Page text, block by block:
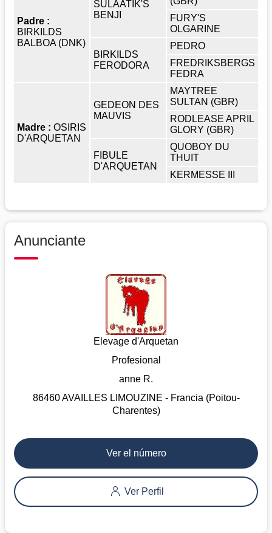
Padre :
BIRKILDS
BALBOA (DNK)
SULAATIK'S
BENJI
FURY'S
OLGARINE
BIRKILDS
FERODORA
PEDRO
FREDRIKSBERGS
FEDRA
Madre : OSIRIS
D'ARQUETAN
GEDEON DES
MAUVIS
MAYTREE
SULTAN (GBR)
RODLEASE APRIL
GLORY (GBR)
FIBULE
D'ARQUETAN
QUOBOY DU
THUIT
KERMESSE III
Anunciante
Elevage d'Arquetan
Profesional
anne R.
86460 AVAILLES LIMOUZINE - Francia (Poitou-
Charentes)
Ver el número
Ver Perfil